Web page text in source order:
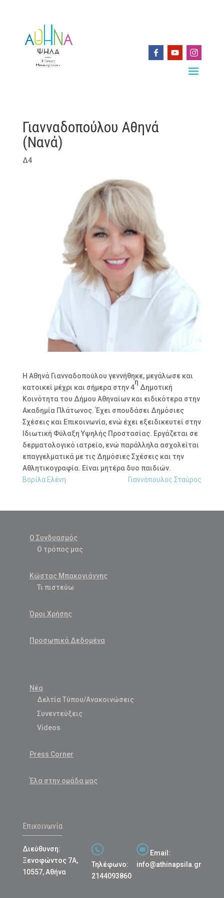
Γιανναδοπούλου Αθηνά
(Νανά)
Δ4
Η Αθηνά Γιανναδοπούλου γεννήθηκε, μεγάλωσε και
κατοικεί μέχρι και σήμερα στην 4
η
Δημοτική
Κοινότητα του Δήμου Αθηναίων και ειδικότερα στην
Ακαδημία Πλάτωνος. Έχει σπουδάσει Δημόσιες
Σχέσεις και Επικοινωνία, ενώ έχει εξειδικευτεί στην
Ιδιωτική Φύλαξη Υψηλής Προστασίας. Εργάζεται σε
δερματολογικό ιατρείο, ενώ παράλληλα ασχολείται
επαγγελματικά με τις Δημόσιες Σχέσεις και την
Αθλητικογραφία. Είναι μητέρα δυο παιδιών.
Βορίλα Ελένη
Γιαννόπουλος Σταύρος
Ο Συνδυασμός
Ο τρόπος μας
Κώστας Μπακογιάννης
Τι πιστεύω
Όροι Χρήσης
Προσωπικά Δεδομένα
Νέα
Δελτία Τύπου/Ανακοινώσεις
Συνεντεύξεις
Videos
Press Corner
Έλα στην ομάδα μας
Επικοινωνία
Διεύθυνση:
Ξενοφώντος 7Α,
10557, Αθήνα
Τηλέφωνο:
2144093860
Email:
info@athinapsila.gr